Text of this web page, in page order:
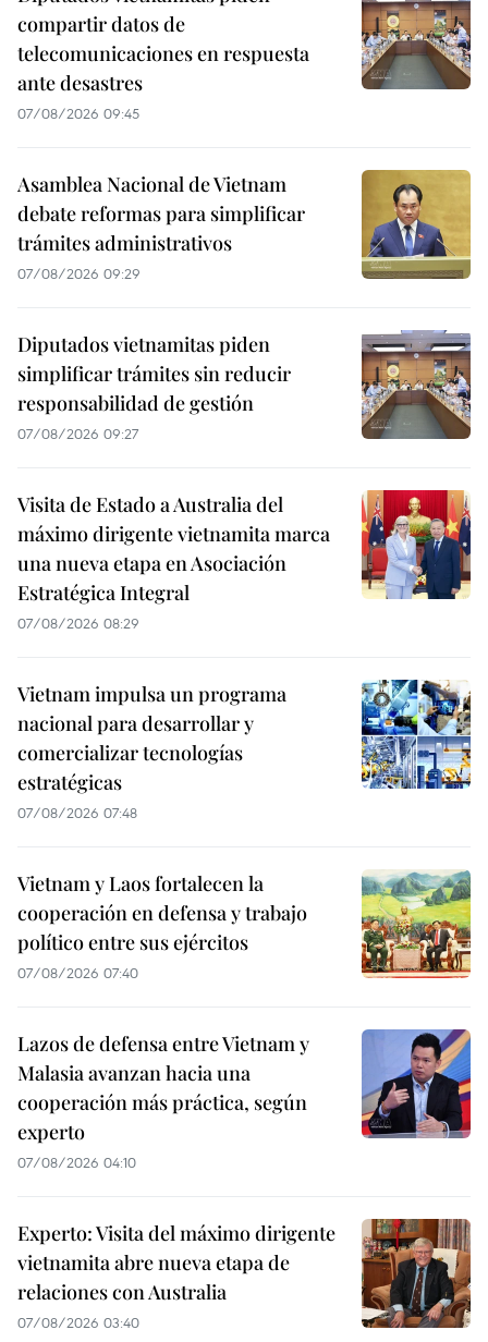
compartir datos de
telecomunicaciones en respuesta
ante desastres
07/08/2026 09:45
Asamblea Nacional de Vietnam
debate reformas para simplificar
trámites administrativos
07/08/2026 09:29
Diputados vietnamitas piden
simplificar trámites sin reducir
responsabilidad de gestión
07/08/2026 09:27
Visita de Estado a Australia del
máximo dirigente vietnamita marca
una nueva etapa en Asociación
Estratégica Integral
07/08/2026 08:29
Vietnam impulsa un programa
nacional para desarrollar y
comercializar tecnologías
estratégicas
07/08/2026 07:48
Vietnam y Laos fortalecen la
cooperación en defensa y trabajo
político entre sus ejércitos
07/08/2026 07:40
Lazos de defensa entre Vietnam y
Malasia avanzan hacia una
cooperación más práctica, según
experto
07/08/2026 04:10
Experto: Visita del máximo dirigente
vietnamita abre nueva etapa de
relaciones con Australia
07/08/2026 03:40